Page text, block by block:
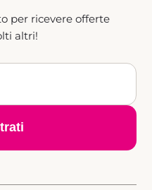
per ricevere offerte
altri!